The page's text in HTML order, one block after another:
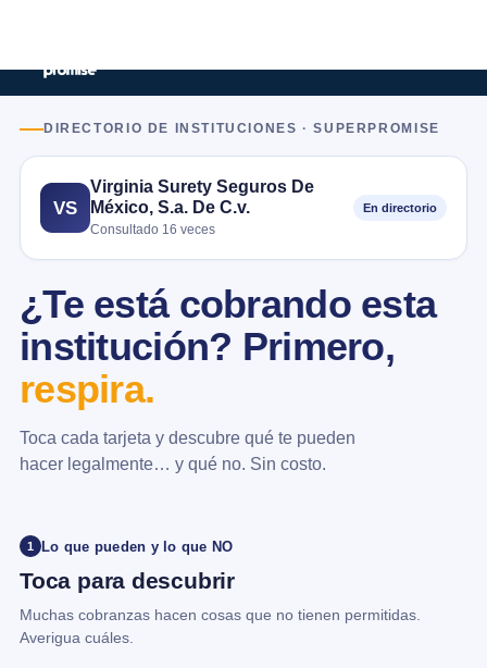
DIRECTORIO DE INSTITUCIONES · SUPERPROMISE
VS
Virginia Surety Seguros De
México, S.a. De C.v.
Consultado 16 veces
En directorio
¿Te está cobrando esta
institución? Primero,
respira.
Toca cada tarjeta y descubre qué te pueden
hacer legalmente… y qué no. Sin costo.
1 Lo que pueden y lo que NO
Toca para descubrir
Muchas cobranzas hacen cosas que no tienen permitidas.
Averigua cuáles.